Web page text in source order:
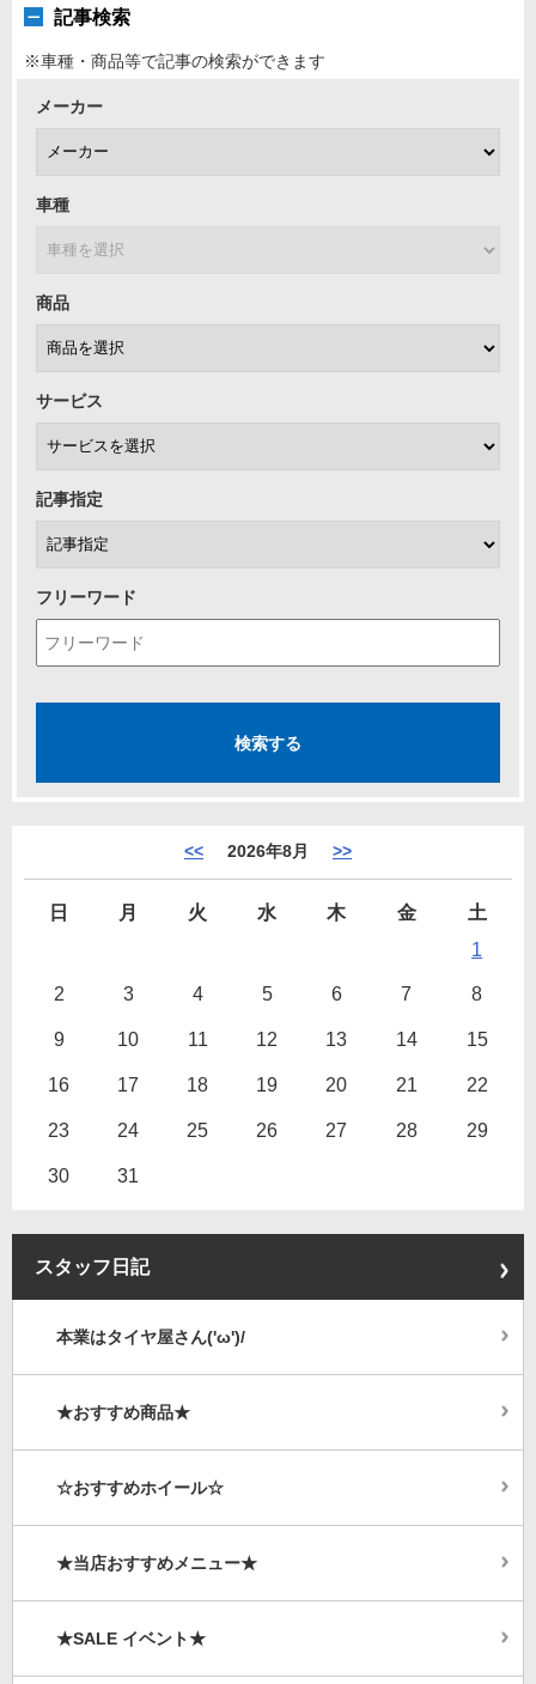
記事検索
※車種・商品等で記事の検索ができます
メーカー
車種
商品
サービス
記事指定
フリーワード
<< 2026年8月 >>
日 月 火 水 木 金
土
1
2 3 4 5 6 7 8
9 10 11 12 13 14 15
16 17 18 19 20 21 22
23 24 25 26 27 28 29
30 31
スタッフ日記
本業はタイヤ屋さん('ω')/
★おすすめ商品★
☆おすすめホイール☆
★当店おすすめメニュー★
★SALE イベント★